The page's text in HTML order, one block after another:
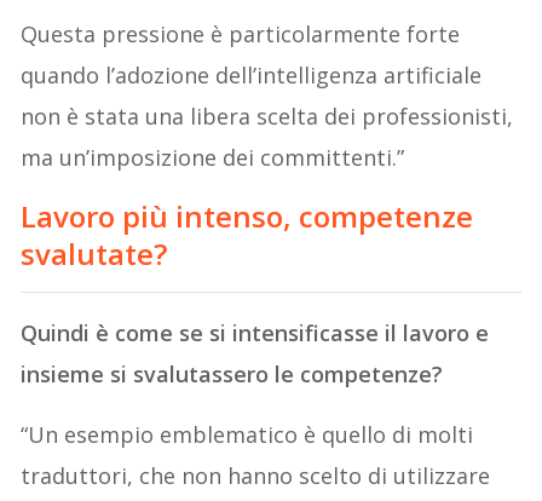
Questa pressione è particolarmente forte
quando l’adozione dell’intelligenza artificiale
non è stata una libera scelta dei professionisti,
ma un’imposizione dei committenti.”
Lavoro più intenso, competenze
svalutate?
Quindi è come se si intensificasse il lavoro e
insieme si svalutassero le competenze?
“Un esempio emblematico è quello di molti
traduttori, che non hanno scelto di utilizzare